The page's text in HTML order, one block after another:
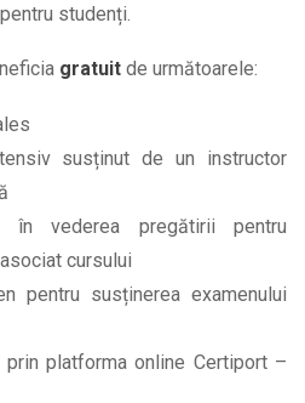
pentru studenți.
gratuit de următoarele:
susținut de un instructor
în vederea pregătirii pentru
cursului
pentru susținerea examenului
prin platforma online Certiport –